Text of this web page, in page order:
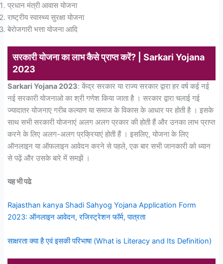
प्रधान मंत्री आवास योजना
राष्ट्रीय स्वास्थ्य सुरक्षा योजना
बेरोजगारी भत्ता योजना आदि
सरकारी योजना का लाभ कैसे प्राप्त करें? |Sarkari Yojana
2023
Sarkari Yojana 2023: केंद्र सरकार या राज्य सरकार द्वारा हर वर्ष कई नई
नई सरकारी योजनाओ का श्री गणेश किया जाता है । सरकार द्वारा चलाई गई
ज्यादातर योजनाए गरीब कल्याण या समाज के विकास के आधार पर होती है । इसके
साथ सभी सरकारी योजनाएं अलग अलग प्रकार की होती हैं और उनका लाभ प्राप्त
करने के लिए अलग-अलग प्रक्रियाएं होती हैं । इसलिए, योजना के लिए
ऑनलाइन या ऑफलाइन आवेदन करने से पहले, एक बार सभी जानकारी को ध्यान
से पढ़ें और उसके बारे में समझें ।
यह भी पढे
Rajasthan kanya Shadi Sahyog Yojana Application Form
2023: ऑनलाइन आवेदन, रजिस्ट्रेशन फॉर्म, पात्रता
साक्षरता क्या है एवं इसकी परिभाषा (What is Literacy and Its Definition)